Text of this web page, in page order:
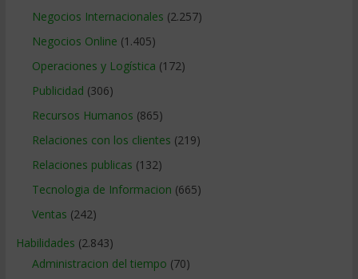
Negocios Internacionales (2.257)
Negocios Online (1.405)
Operaciones y Logística (172)
Publicidad (306)
Recursos Humanos (865)
Relaciones con los clientes (219)
Relaciones publicas (132)
Tecnologia de Informacion (665)
Ventas (242)
Habilidades (2.843)
Administracion del tiempo (70)